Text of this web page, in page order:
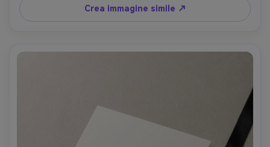
soft --ar 4:5
Crea immagine simile ↗